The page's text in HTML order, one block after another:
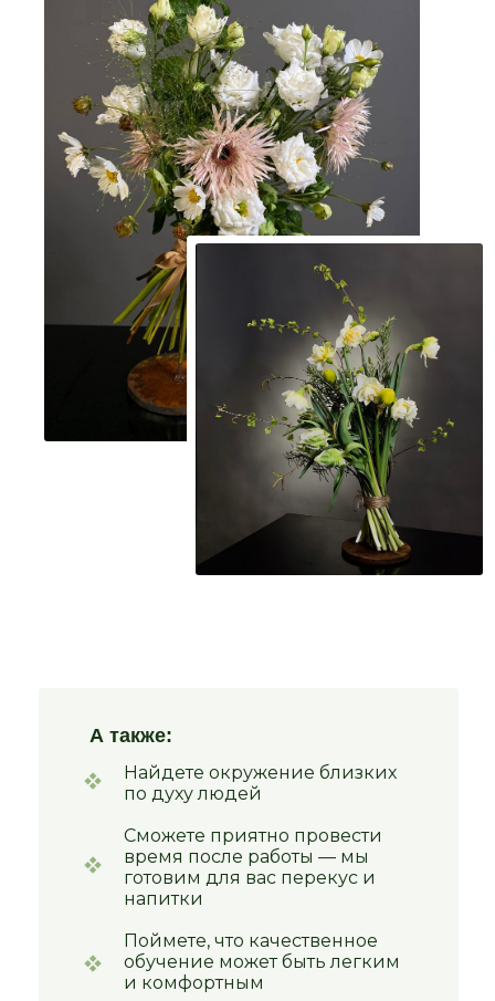
А также:
Найдете окружение близких
по духу людей
Сможете приятно провести
время после работы — мы
готовим для вас перекус и
напитки
Поймете, что качественное
обучение может быть легким
и комфортным